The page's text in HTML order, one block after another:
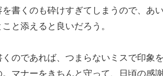
書くのも砕けすぎてしまうので、あ
と添えると良いだろう。
のであれば、つまらないミスで印象
マナーをきちんと守って、日頃の感